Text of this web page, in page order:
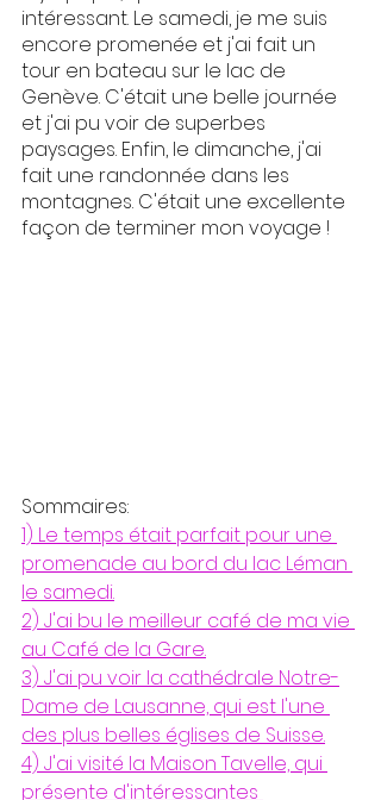
intéressant. Le samedi, je me suis
encore promenée et j'ai fait un
tour en bateau sur le lac de
Genève. C'était une belle journée
et j'ai pu voir de superbes
paysages. Enfin, le dimanche, j'ai
fait une randonnée dans les
montagnes. C'était une excellente
façon de terminer mon voyage !
Sommaires:
1) Le temps était parfait pour une
promenade au bord du lac Léman
le samedi.
2) J'ai bu le meilleur café de ma vie
au Café de la Gare.
3) J'ai pu voir la cathédrale Notre-
Dame de Lausanne, qui est l'une
des plus belles églises de Suisse.
4) J'ai visité la Maison Tavelle, qui
présente d'intéressantes